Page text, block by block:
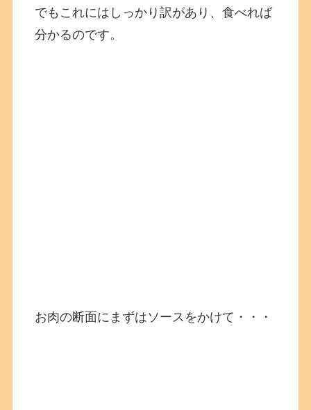
でもこれにはしっかり訳があり、食べれば
分かるのです。
お肉の断面にまずはソースをかけて・・・